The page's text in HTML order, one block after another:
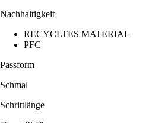
Nachhaltigkeit
RECYCLTES MATERIAL
PFC
Passform
Schmal
Schrittlänge